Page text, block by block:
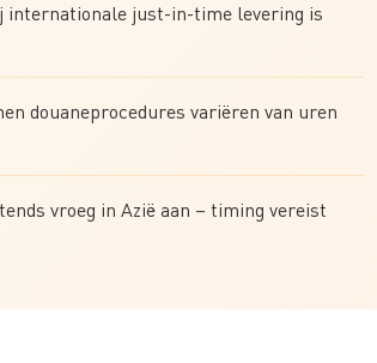
internationale just-in-time levering is
douaneprocedures variëren van uren
vroeg in Azië aan – timing vereist